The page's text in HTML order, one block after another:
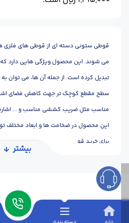
قوطی ستونی دسته ای از قوطی های فلزی
می شوند. این محصول ویژگی هایی دارد که
تبدیل کرده است. از جمله آن ها، می توان
سطح مقطع کوچک تر جهت کاهش فضای
مناسب مثل ضریب کششی مناسب و ...
این محصول در ضخامت ها و ابعاد مختلف
برای خرید قوطی ستونی، می توانید از
گفت، دقت داشته باشید.
وزن شاخه قوطی
بیشتر